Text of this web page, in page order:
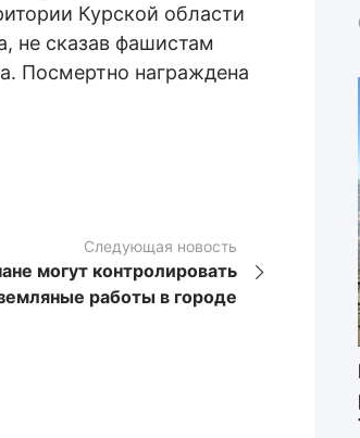
Курской области
не сказав фашистам
Посмертно награждена
Следующая новость
могут контролировать
работы в городе